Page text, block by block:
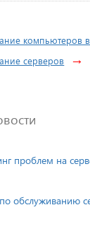
компьютеров
серверов →
проблем на
обслуживанию